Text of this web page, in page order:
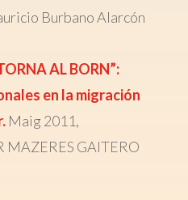
Burbano Alarcón
AL BORN”:
en la migración
Maig 2011,
MAZERES GAITERO